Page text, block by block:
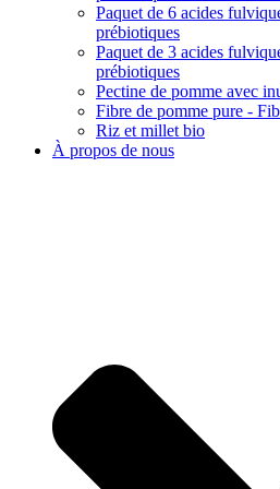
Paquet de 6 acides
prébiotiques
Paquet de 3 acides
prébiotiques
Pectine de pomme avec
Fibre de pomme pure -
Riz et millet bio
À propos de nous